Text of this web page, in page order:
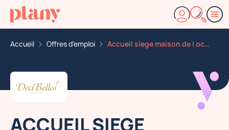
Accueil Offres d'emploi Accueil siege maison de l ocean paris 5eme
ACCUEIL SIEGE